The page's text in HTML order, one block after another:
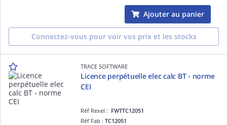
Ajouter au panier
Connectez-vous pour voir vos prix et les stocks
TRACE SOFTWARE
Licence perpétuelle elec calc BT - norme
CEI
Réf Rexel : FWTTC12051
Réf Fab :TC12051